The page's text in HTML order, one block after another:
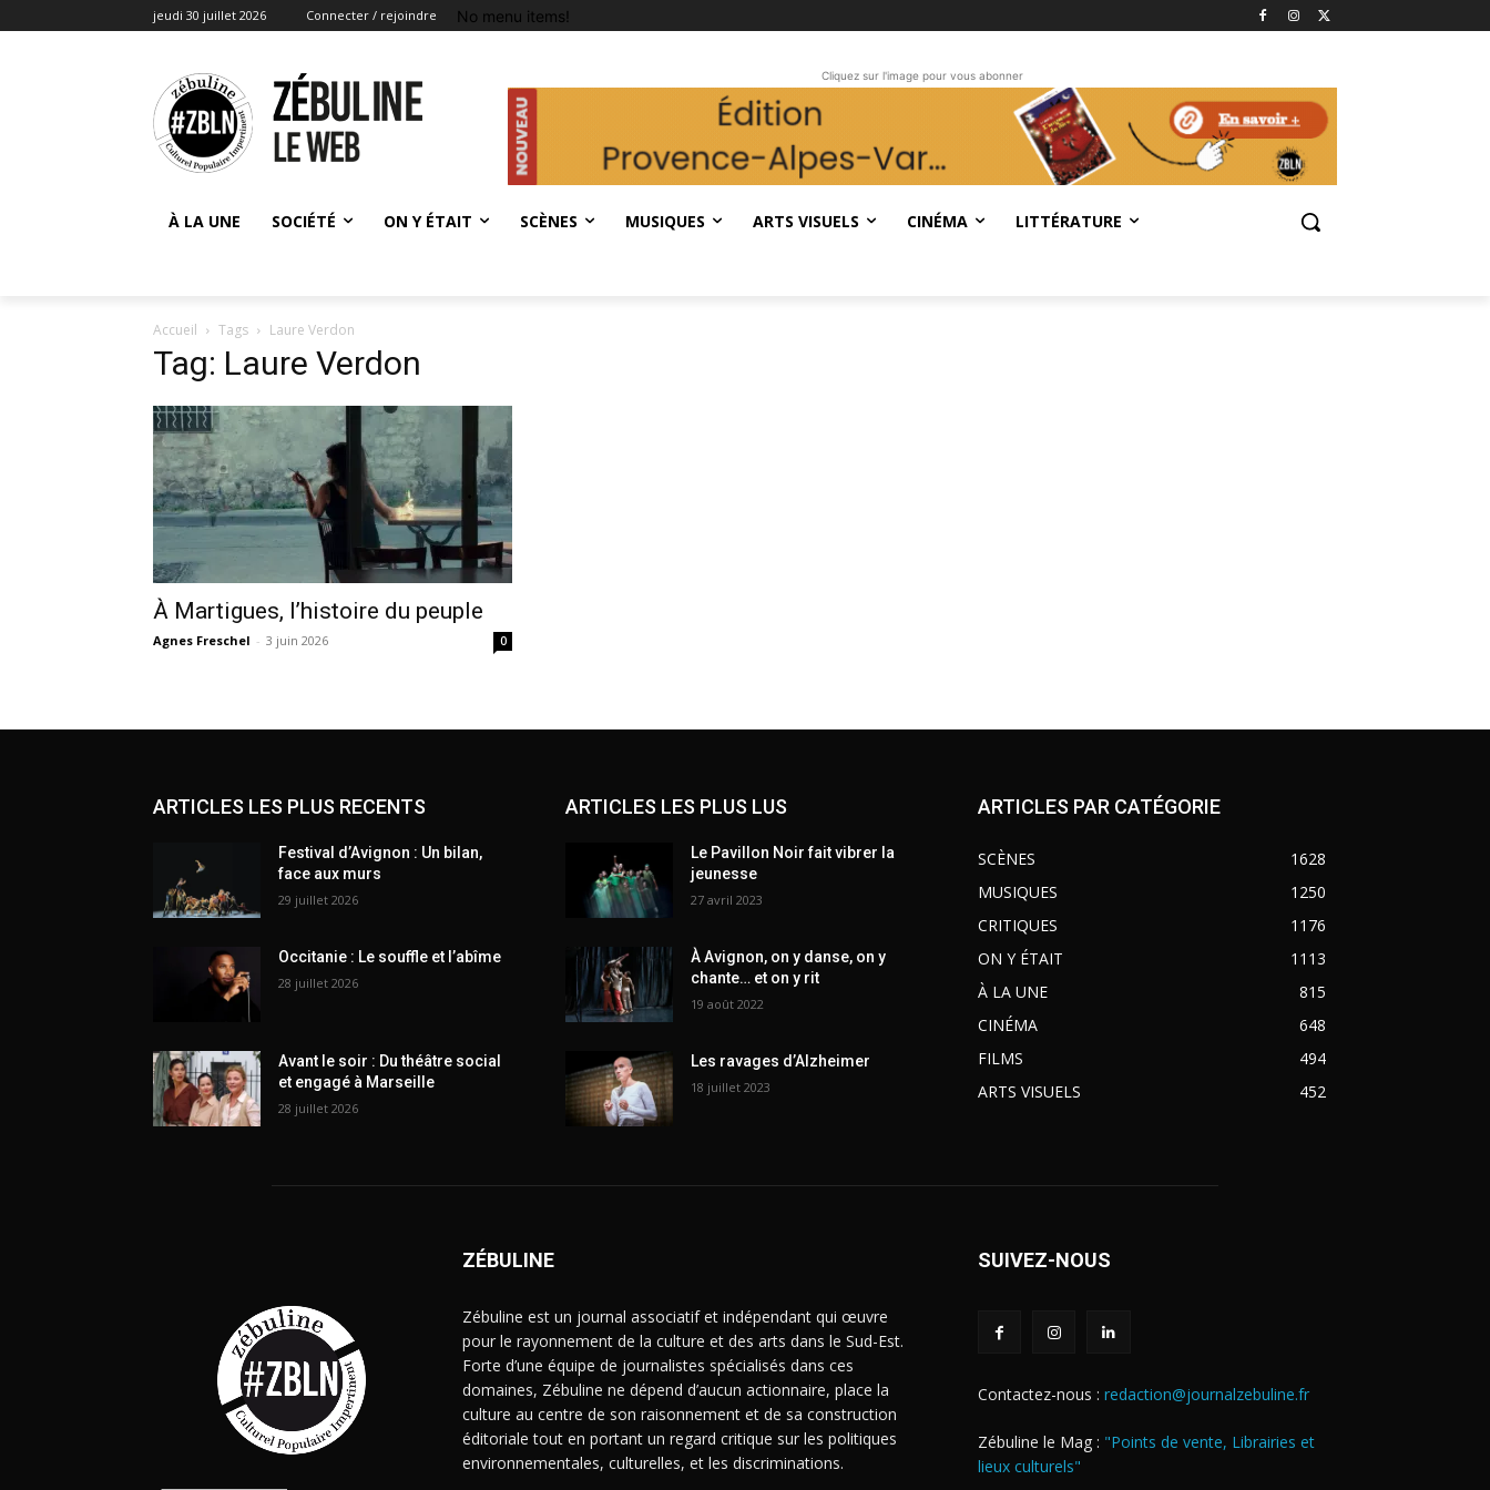
jeudi 30 juillet 2026 Connecter / rejoindre No menu items!
Cliquez sur l'image pour vous abonner
À LA UNE SOCIÉTÉ ON Y ÉTAIT SCÈNES MUSIQUES ARTS VISUELS CINÉMA LITTÉRATURE
Accueil Tags Laure Verdon
Tag: Laure Verdon
À Martigues, l’histoire du peuple
Agnes Freschel - 3 juin 2026 0
ARTICLES LES PLUS RECENTS
Festival d’Avignon : Un bilan,
face aux murs
29 juillet 2026
Occitanie : Le souffle et l’abîme
28 juillet 2026
Avant le soir : Du théâtre social
et engagé à Marseille
28 juillet 2026
ARTICLES LES PLUS LUS
Le Pavillon Noir fait vibrer la
jeunesse
27 avril 2023
À Avignon, on y danse, on y
chante… et on y rit
19 août 2022
Les ravages d’Alzheimer
18 juillet 2023
ARTICLES PAR CATÉGORIE
SCÈNES
1628
MUSIQUES
1250
CRITIQUES
1176
ON Y ÉTAIT
1113
À LA UNE
815
CINÉMA
648
FILMS
494
ARTS VISUELS
452
ZÉBULINE
Zébuline est un journal associatif et indépendant qui œuvre
pour le rayonnement de la culture et des arts dans le Sud-Est.
Forte d’une équipe de journalistes spécialisés dans ces
domaines, Zébuline ne dépend d’aucun actionnaire, place la
culture au centre de son raisonnement et de sa construction
éditoriale tout en portant un regard critique sur les politiques
environnementales, culturelles, et les discriminations.
SUIVEZ-NOUS
Contactez-nous : redaction@journalzebuline.fr
Zébuline le Mag : "Points de vente, Librairies et
lieux culturels"